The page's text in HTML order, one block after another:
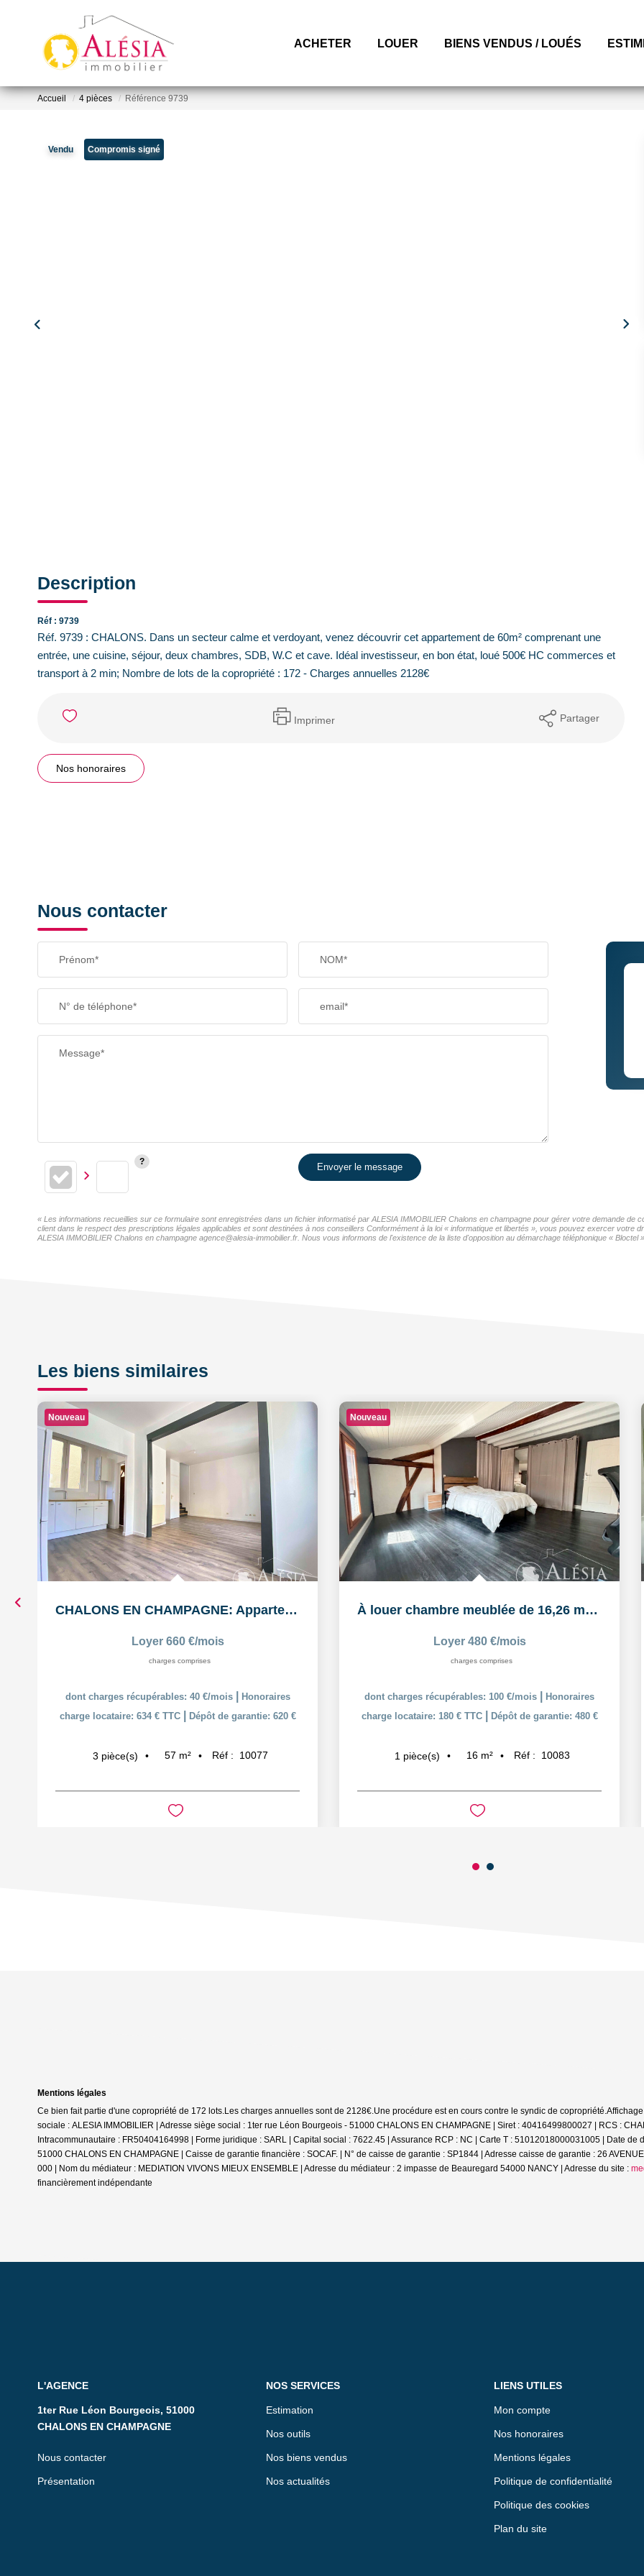
ACHETER LOUER BIENS VENDUS / LOUÉS
Accueil 4 pièces Référence 9739
Vendu Compromis signé
Description
Réf : 9739
Réf. 9739 : CHALONS. Dans un secteur calme et verdoyant, venez découvrir cet appartement de 60m² comprenant une
entrée, une cuisine, séjour, deux chambres, SDB, W.C et cave. Idéal investisseur, en bon état, loué 500€ HC commerces et
transport à 2 min; Nombre de lots de la copropriété : 172 - Charges annuelles 2128€
Imprimer Partager
Nos honoraires
Nous contacter
Prénom* NOM*
N° de téléphone* email*
Message*
Envoyer le message
« Les informations recueillies sur ce formulaire sont enregistrées dans un fichier informatisé par ALESIA IMMOBILIER Chalons en champagne pour gérer votre demande
client dans le respect des prescriptions légales applicables et sont destinées à nos conseillers Conformément à la loi « informatique et libertés », vous pouvez exercer votre
ALESIA IMMOBILIER Chalons en champagne agence@alesia-immobilier.fr. Nous vous informons de l'existence de la liste d'opposition au démarchage téléphonique «
Les biens similaires
Nouveau
CHALONS EN CHAMPAGNE: Appartement T3 en duplex
Loyer 660 €/mois
charges comprises
dont charges récupérables: 40 €/mois
Honoraires
charge locataire: 634 € TTC
Dépôt de garantie: 620 €
3 pièce(s) 57 m² Réf : 10077
Nouveau
À louer chambre meublée de 16,26 m² dans un logement...
Loyer 480 €/mois
charges comprises
dont charges récupérables: 100 €/mois
Honoraires
charge locataire: 180 € TTC
Dépôt de garantie: 480 €
1 pièce(s) 16 m² Réf : 10083
Mentions légales
Ce bien fait partie d'une copropriété de 172 lots.Les charges annuelles sont de 2128€.Une procédure est en cours contre le syndic de copropriété.
sociale : ALESIA IMMOBILIER | Adresse siège social : 1ter rue Léon Bourgeois - 51000 CHALONS EN CHAMPAGNE | Siret : 40416499800027 | RCS :
Intracommunautaire : FR50404164998 | Forme juridique : SARL | Capital social : 7622.45 | Assurance RCP : NC | Carte T : 51012018000031005 | Date de
51000 CHALONS EN CHAMPAGNE | Caisse de garantie financière : SOCAF. | N° de caisse de garantie : SP1844 | Adresse caisse de garantie : 26
000 | Nom du médiateur : MEDIATION VIVONS MIEUX ENSEMBLE | Adresse du médiateur : 2 impasse de Beauregard 54000 NANCY | Adresse du site :
financièrement indépendante
L'AGENCE
1ter Rue Léon Bourgeois, 51000
CHALONS EN CHAMPAGNE
Nous contacter
Présentation
NOS SERVICES
Estimation
Nos outils
Nos biens vendus
Nos actualités
LIENS UTILES
Mon compte
Nos honoraires
Mentions légales
Politique de confidentialité
Politique des cookies
Plan du site